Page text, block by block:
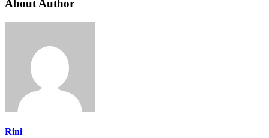
About Author
Rini